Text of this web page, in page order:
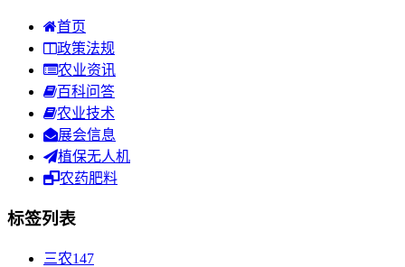
首页
政策法规
农业资讯
百科问答
农业技术
展会信息
植保无人机
农药肥料
标签列表
三农147